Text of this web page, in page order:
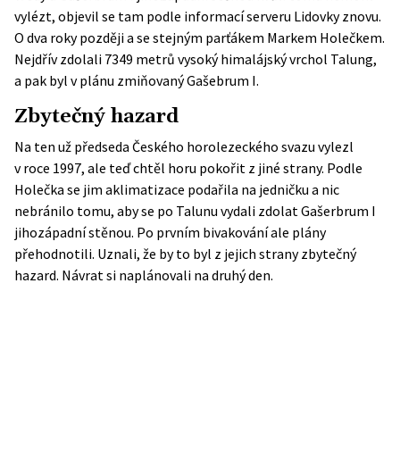
vylézt, objevil se tam podle informací serveru Lidovky znovu.
O dva roky později a se stejným parťákem Markem Holečkem.
Nejdřív zdolali 7349 metrů vysoký himalájský vrchol Talung,
a pak byl v plánu zmiňovaný Gašebrum I.
Zbytečný hazard
Na ten už předseda Českého horolezeckého svazu vylezl
v roce 1997, ale teď chtěl horu pokořit z jiné strany. Podle
Holečka se jim aklimatizace podařila na jedničku a nic
nebránilo tomu, aby se po Talunu vydali zdolat Gašerbrum I
jihozápadní stěnou. Po prvním bivakování ale plány
přehodnotili. Uznali, že by to byl z jejich strany zbytečný
hazard. Návrat si naplánovali na druhý den.